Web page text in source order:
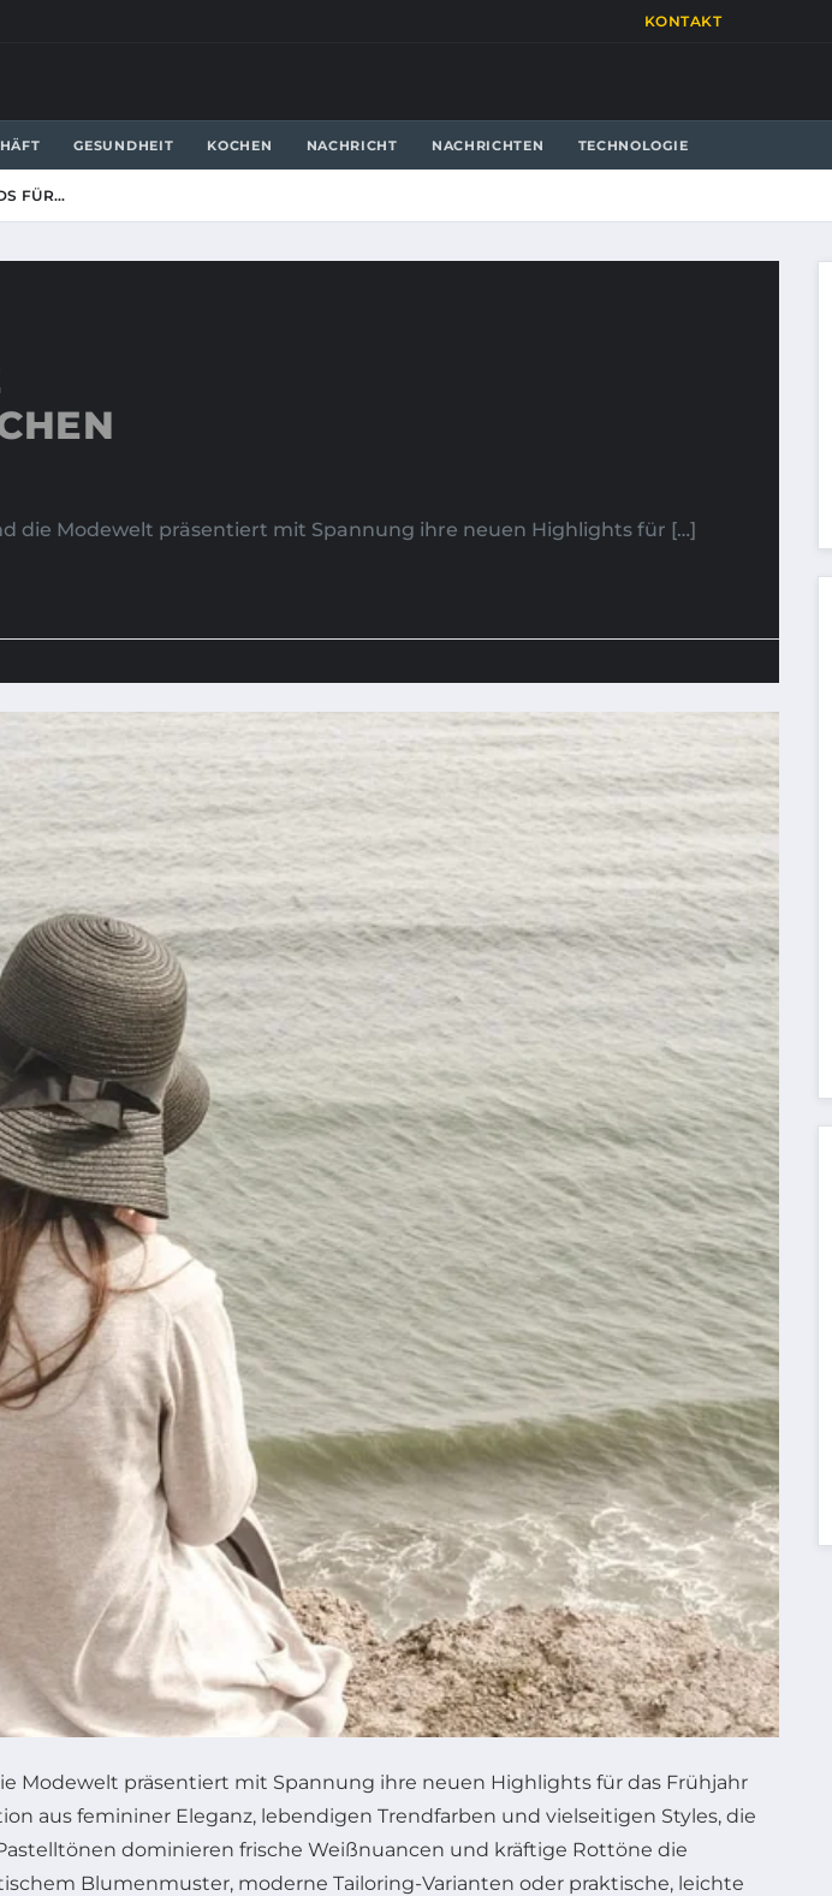
KONTAKT
GESUNDHEIT KOCHEN NACHRICHT NACHRICHTEN TECHNOLOGIE
FÜR…
die Modewelt präsentiert mit Spannung ihre neuen Highlights für […]
Modewelt präsentiert mit Spannung ihre neuen Highlights für das Frühjahr
aus femininer Eleganz, lebendigen Trendfarben und vielseitigen Styles, die
dominieren frische Weißnuancen und kräftige Rottöne die
Blumenmuster, moderne Tailoring-Varianten oder praktische, leichte